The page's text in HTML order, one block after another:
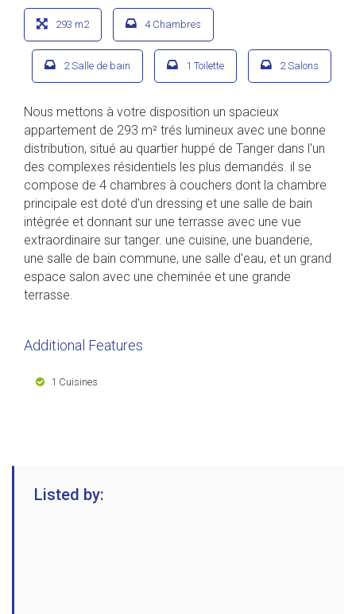
293 m2 4 Chambres
2 Salle de bain 1 Toilette 2 Salons
Nous mettons à votre disposition un spacieux
appartement de 293 m² trés lumineux avec une bonne
distribution, situé au quartier huppé de Tanger dans l'un
des complexes résidentiels les plus demandés. il se
compose de 4 chambres à couchers dont la chambre
principale est doté d'un dressing et une salle de bain
intégrée et donnant sur une terrasse avec une vue
extraordinaire sur tanger. une cuisine, une buanderie,
une salle de bain commune, une salle d'eau, et un grand
espace salon avec une cheminée et une grande
terrasse.
Additional Features
1 Cuisines
Listed by: